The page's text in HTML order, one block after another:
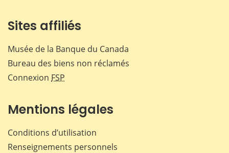
Sites affiliés
Musée de la Banque du Canada
Bureau des biens non réclamés
Connexion FSP
Mentions légales
Conditions d’utilisation
Renseignements personnels